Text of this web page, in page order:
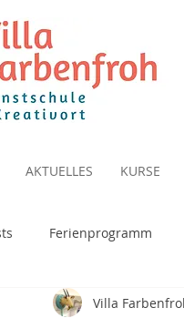
Ferienprogramm
Villa
AKTUELLES KURSE